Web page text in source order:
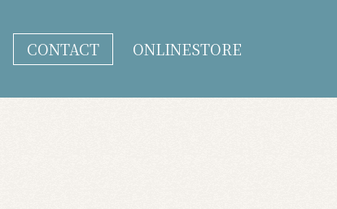
CONTACT ONLINESTORE